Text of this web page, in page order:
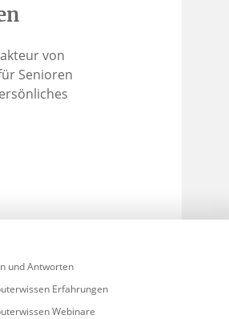
und Antworten
Erfahrungen
Webinare